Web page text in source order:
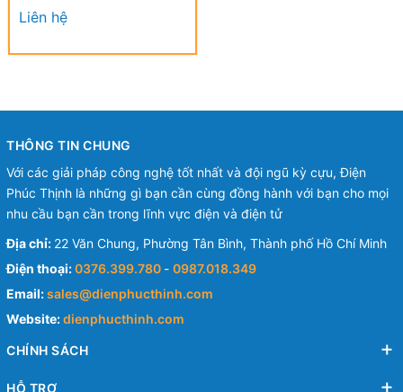
x 2.5mm (100 Cái/Bịch) -
Nylon cable ties
Liên hệ
THÔNG TIN CHUNG
Với các giải pháp công nghệ tốt nhất và đội ngũ kỳ cựu, Điện
Phúc Thịnh là những gì bạn cần cùng đồng hành với bạn cho mọi
nhu cầu bạn cần trong lĩnh vực điện và điện tử
Địa chỉ: 22 Văn Chung, Phường Tân Bình, Thành phố Hồ Chí Minh
Điện thoại:0376.399.780 - 0987.018.349
Email:sales@dienphucthinh.com
Website:dienphucthinh.com
CHÍNH SÁCH
HỖ TRỢ